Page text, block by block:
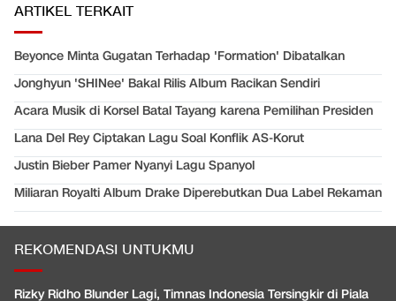
ARTIKEL TERKAIT
Beyonce Minta Gugatan Terhadap 'Formation' Dibatalkan
Jonghyun 'SHINee' Bakal Rilis Album Racikan Sendiri
Acara Musik di Korsel Batal Tayang karena Pemilihan Presiden
Lana Del Rey Ciptakan Lagu Soal Konflik AS-Korut
Justin Bieber Pamer Nyanyi Lagu Spanyol
Miliaran Royalti Album Drake Diperebutkan Dua Label Rekaman
REKOMENDASI UNTUKMU
Rizky Ridho Blunder Lagi, Timnas Indonesia Tersingkir di Piala